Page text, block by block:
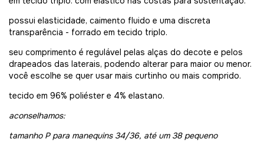
possui elasticidade, caimento fluido e uma discreta
transparência - forrado em tecido triplo.
seu comprimento é regulável pelas alças do decote e pelos
drapeados das laterais, podendo alterar para maior ou menor.
você escolhe se quer usar mais curtinho ou mais comprido.
tecido em 96% poliéster e 4% elastano.
aconselhamos:
tamanho P para manequins 34/36, até um 38 pequeno